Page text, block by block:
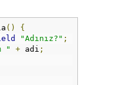
()
{
"Adınız?" ;
" + adi ;